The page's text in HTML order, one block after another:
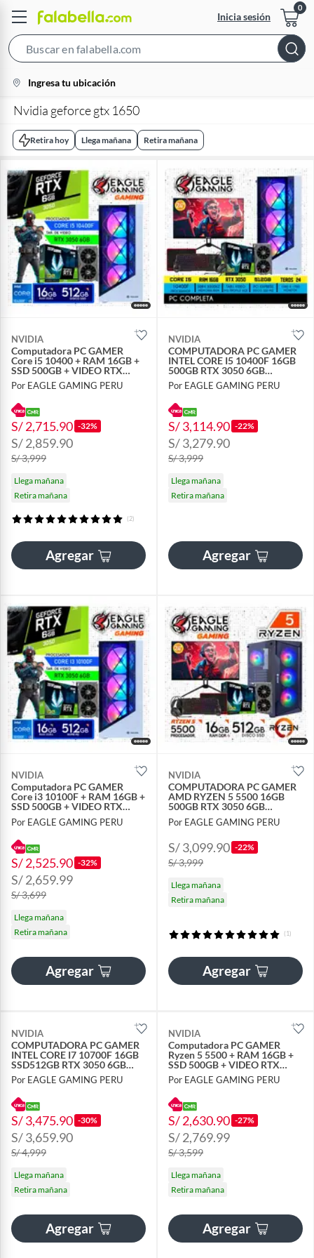
Inicia sesión
Bar
location-
icon
Ingresa tu ubicación
Nvidia geforce gtx 1650
Retira hoy Llega mañana Retira mañana
NVIDIA
Computadora PC GAMER
Core i5 10400 + RAM 16GB +
SSD 500GB + VIDEO RTX
3050 6GB
Por EAGLE GAMING PERU
S/ 2,715.90 -32%
S/ 2,859.90
S/ 3,999
Llega mañana
Retira mañana
(2)
Agregar
NVIDIA
COMPUTADORA PC GAMER
INTEL CORE I5 10400F 16GB
500GB RTX 3050 6GB
MONITOR 24 FHD
Por EAGLE GAMING PERU
S/ 3,114.90 -22%
S/ 3,279.90
S/ 3,999
Llega mañana
Retira mañana
Agregar
NVIDIA
Computadora PC GAMER
Core i3 10100F + RAM 16GB +
SSD 500GB + VIDEO RTX
3050 6GB
Por EAGLE GAMING PERU
S/ 2,525.90 -32%
S/ 2,659.99
S/ 3,699
Llega mañana
Retira mañana
Agregar
NVIDIA
COMPUTADORA PC GAMER
AMD RYZEN 5 5500 16GB
500GB RTX 3050 6GB
MONITOR 24 FULL HD
Por EAGLE GAMING PERU
S/ 3,099.90 -22%
S/ 3,999
Llega mañana
Retira mañana
(1)
Agregar
NVIDIA
COMPUTADORA PC GAMER
INTEL CORE I7 10700F 16GB
SSD512GB RTX 3050 6GB
MONITOR 24 FHD
Por EAGLE GAMING PERU
S/ 3,475.90 -30%
S/ 3,659.90
S/ 4,999
Llega mañana
Retira mañana
Agregar
NVIDIA
Computadora PC GAMER
Ryzen 5 5500 + RAM 16GB +
SSD 500GB + VIDEO RTX
3050 6GB
Por EAGLE GAMING PERU
S/ 2,630.90 -27%
S/ 2,769.99
S/ 3,599
Llega mañana
Retira mañana
Agregar